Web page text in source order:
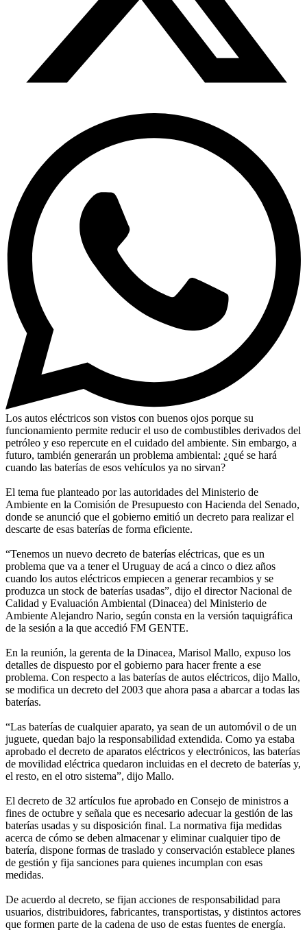
Los autos eléctricos son vistos con buenos ojos porque su
funcionamiento permite reducir el uso de combustibles derivados del
petróleo y eso repercute en el cuidado del ambiente. Sin embargo, a
futuro, también generarán un problema ambiental: ¿qué se hará
cuando las baterías de esos vehículos ya no sirvan?
El tema fue planteado por las autoridades del Ministerio de
Ambiente en la Comisión de Presupuesto con Hacienda del Senado,
donde se anunció que el gobierno emitió un decreto para realizar el
descarte de esas baterías de forma eficiente.
“Tenemos un nuevo decreto de baterías eléctricas, que es un
problema que va a tener el Uruguay de acá a cinco o diez años
cuando los autos eléctricos empiecen a generar recambios y se
produzca un stock de baterías usadas”, dijo el director Nacional de
Calidad y Evaluación Ambiental (Dinacea) del Ministerio de
Ambiente Alejandro Nario, según consta en la versión taquigráfica
de la sesión a la que accedió FM GENTE.
En la reunión, la gerenta de la Dinacea, Marisol Mallo, expuso los
detalles de dispuesto por el gobierno para hacer frente a ese
problema. Con respecto a las baterías de autos eléctricos, dijo Mallo,
se modifica un decreto del 2003 que ahora pasa a abarcar a todas las
baterías.
“Las baterías de cualquier aparato, ya sean de un automóvil o de un
juguete, quedan bajo la responsabilidad extendida. Como ya estaba
aprobado el decreto de aparatos eléctricos y electrónicos, las baterías
de movilidad eléctrica quedaron incluidas en el decreto de baterías y,
el resto, en el otro sistema”, dijo Mallo.
El decreto de 32 artículos fue aprobado en Consejo de ministros a
fines de octubre y señala que es necesario adecuar la gestión de las
baterías usadas y su disposición final. La normativa fija medidas
acerca de cómo se deben almacenar y eliminar cualquier tipo de
batería, dispone formas de traslado y conservación establece planes
de gestión y fija sanciones para quienes incumplan con esas
medidas.
De acuerdo al decreto, se fijan acciones de responsabilidad para
usuarios, distribuidores, fabricantes, transportistas, y distintos actores
que formen parte de la cadena de uso de estas fuentes de energía.